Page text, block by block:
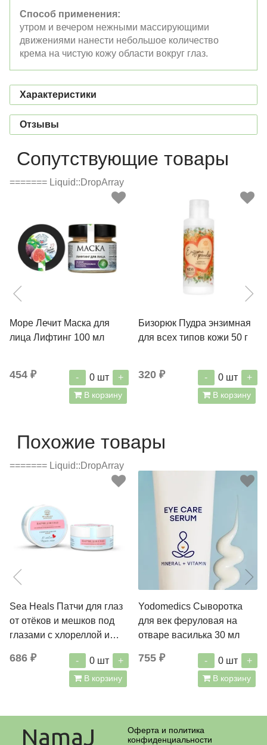
Способ применения:
утром и вечером нежными массирующими
движениями нанести небольшое количество
крема на чистую кожу области вокруг глаз.
Характеристики
Отзывы
Сопутствующие товары
======= Liquid::DropArray
Море Лечит Маска для
лица Лифтинг 100 мл
454 ₽ - 0 шт +
В корзину
Бизорюк Пудра энзимная
для всех типов кожи 50 г
320 ₽ - 0 шт +
В корзину
Похожие товары
======= Liquid::DropArray
Sea Heals Патчи для глаз
от отёков и мешков под
глазами с хлореллой и
686 ₽ - 0 шт +
В корзину
Yodomedics Сыворотка
для век феруловая на
отваре василька 30 мл
755 ₽ - 0 шт +
В корзину
NamaJ
Оферта и политика
конфиденциальности